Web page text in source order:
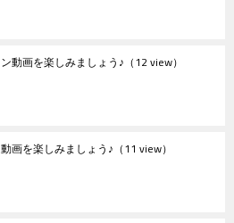
動画を楽しみましょう♪ （12 view）
画を楽しみましょう♪ （11 view）